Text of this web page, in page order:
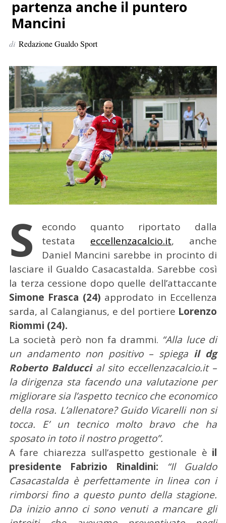
e
r
:
partenza anche il puntero
Mancini
di Redazione Gualdo Sport
S
econdo quanto riportato dalla
testata eccellenzacalcio.it, anche
Daniel Mancini sarebbe in procinto di
lasciare il Gualdo Casacastalda. Sarebbe così
la terza cessione dopo quelle dell’attaccante
Simone Frasca (24) approdato in Eccellenza
sarda, al Calangianus, e del portiere Lorenzo
Riommi (24).
La società però non fa drammi. “Alla luce di
un andamento non positivo – spiega il dg
Roberto Balducci al sito eccellenzacalcio.it –
la dirigenza sta facendo una valutazione per
migliorare sia l’aspetto tecnico che economico
della rosa. L’allenatore? Guido Vicarelli non si
tocca. E’ un tecnico molto bravo che ha
sposato in toto il nostro progetto”.
A fare chiarezza sull’aspetto gestionale è il
presidente Fabrizio Rinaldini: “Il Gualdo
Casacastalda è perfettamente in linea con i
rimborsi fino a questo punto della stagione.
Da inizio anno ci sono venuti a mancare gli